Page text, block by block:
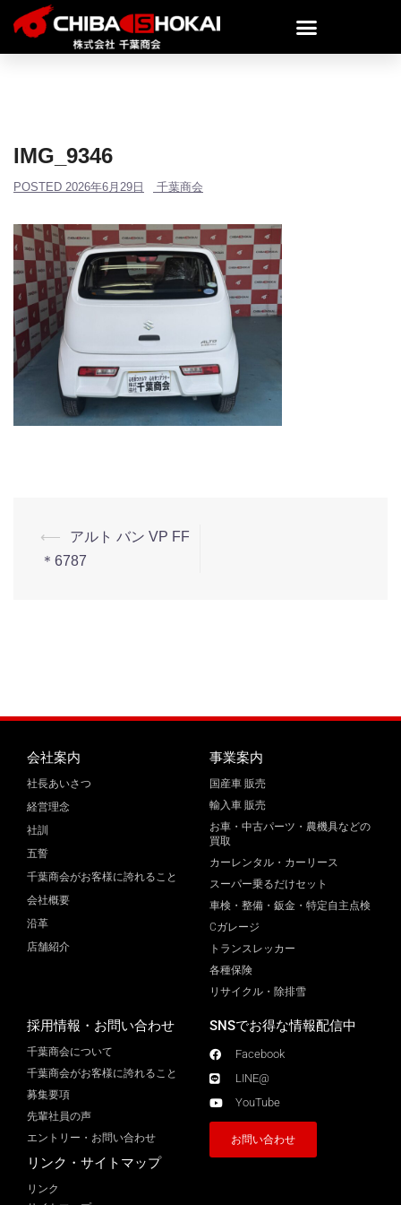
IMG_9346
POSTED 2026年6月29日 千葉商会
⟵
アルト バン VP FF
＊6787
会社案内
社長あいさつ
経営理念
社訓
五誓
千葉商会がお客様に誇れること
会社概要
沿革
店舗紹介
事業案内
国産車 販売
輸入車 販売
お車・中古パーツ・農機具などの
買取
カーレンタル・カーリース
スーパー乗るだけセット
車検・整備・鈑金・特定自主点検
Cガレージ
トランスレッカー
各種保険
リサイクル・除排雪
採用情報・お問い合わせ
千葉商会について
千葉商会がお客様に誇れること​
募集要項
先輩社員の声
エントリー・お問い合わせ
リンク・サイトマップ
リンク
SNSでお得な情報配信中
Facebook
LINE@
YouTube
お問い合わせ